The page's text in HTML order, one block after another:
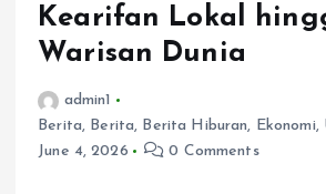
Kearifan Lokal
Warisan Dunia
admin1
Berita, Berita, Berita Hiburan, Ekonomi,
June 4, 2026
0 Comments